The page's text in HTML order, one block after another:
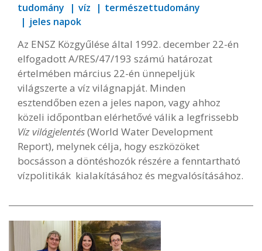
tudomány víz
természettudomány
jeles napok
Az ENSZ Közgyűlése által 1992. december 22-én
elfogadott A/RES/47/193 számú határozat
értelmében március 22-én ünnepeljük
világszerte a víz világnapját. Minden
esztendőben ezen a jeles napon, vagy ahhoz
közeli időpontban elérhetővé válik a legfrissebb
Víz világjelentés(World Water Development
Report), melynek célja, hogy eszközöket
bocsásson a döntéshozók részére a fenntartható
vízpolitikák kialakításához és megvalósításához.